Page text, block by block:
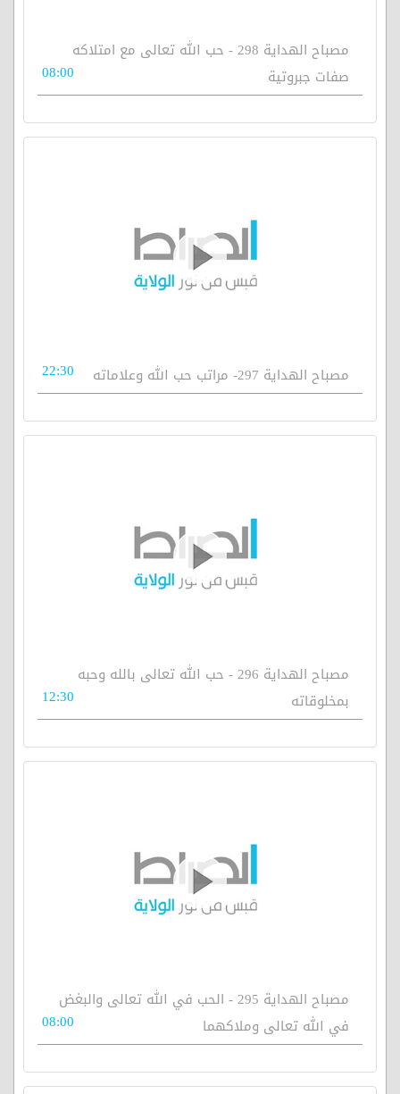
مصباح الهداية 298 - حب الله تعالى مع امتلاكه
صفات جبروتية
08:00
مصباح الهداية 297- مراتب حب الله وعلاماته 22:30
مصباح الهداية 296 - حب الله تعالى بالله وحبه
بمخلوقاته
12:30
مصباح الهداية 295 - الحب في الله تعالى والبغض
في الله تعالى وملاكهما
08:00